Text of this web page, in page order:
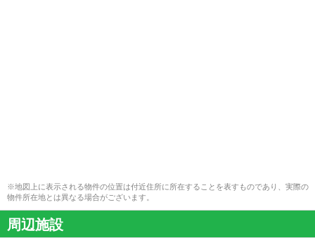
※地図上に表示される物件の位置は付近住所に所在することを表すものであり、実際の
物件所在地とは異なる場合がございます。
周辺施設